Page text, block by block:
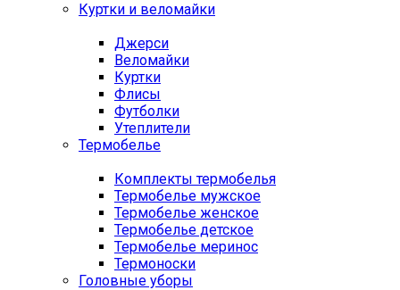
Куртки и веломайки
Джерси
Веломайки
Куртки
Флисы
Футболки
Утеплители
Термобелье
Комплекты термобелья
Термобелье мужское
Термобелье женское
Термобелье детское
Термобелье меринос
Термоноски
Головные уборы